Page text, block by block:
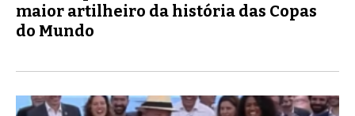
maior artilheiro da história das Copas
do Mundo